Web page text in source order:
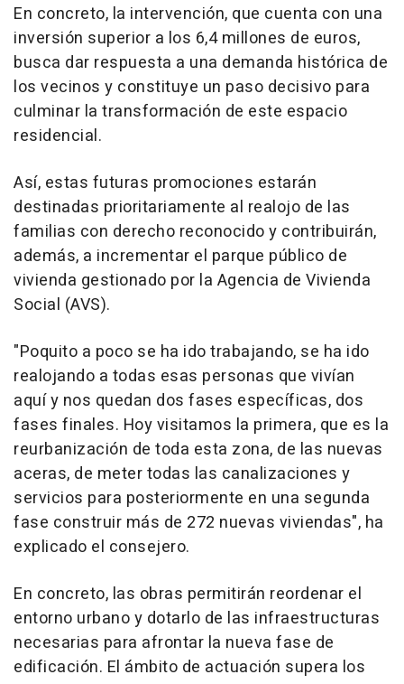
En concreto, la intervención, que cuenta con una
inversión superior a los 6,4 millones de euros,
busca dar respuesta a una demanda histórica de
los vecinos y constituye un paso decisivo para
culminar la transformación de este espacio
residencial.
Así, estas futuras promociones estarán
destinadas prioritariamente al realojo de las
familias con derecho reconocido y contribuirán,
además, a incrementar el parque público de
vivienda gestionado por la Agencia de Vivienda
Social (AVS).
"Poquito a poco se ha ido trabajando, se ha ido
realojando a todas esas personas que vivían
aquí y nos quedan dos fases específicas, dos
fases finales. Hoy visitamos la primera, que es la
reurbanización de toda esta zona, de las nuevas
aceras, de meter todas las canalizaciones y
servicios para posteriormente en una segunda
fase construir más de 272 nuevas viviendas", ha
explicado el consejero.
En concreto, las obras permitirán reordenar el
entorno urbano y dotarlo de las infraestructuras
necesarias para afrontar la nueva fase de
edificación. El ámbito de actuación supera los